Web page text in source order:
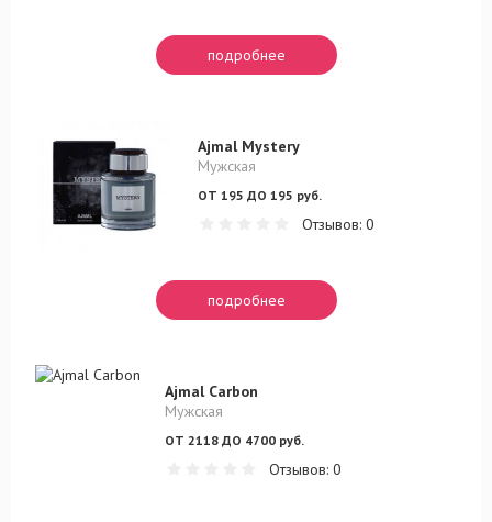
подробнее
Ajmal Mystery
Мужская
ОТ 195 ДО 195 руб.
Отзывов: 0
подробнее
Ajmal Carbon
Мужская
ОТ 2118 ДО 4700 руб.
Отзывов: 0